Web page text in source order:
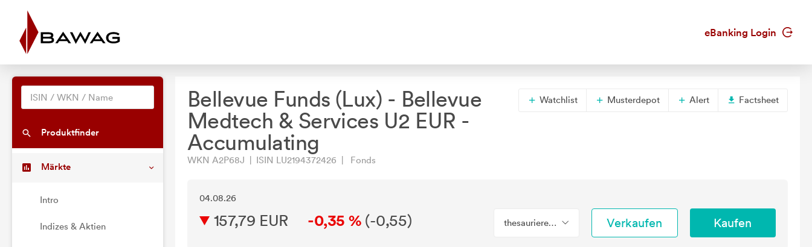
eBanking Login
Produktfinder
Märkte
Intro
Indizes & Aktien
Bellevue Funds (Lux) - Bellevue
Medtech & Services U2 EUR -
Accumulating
WKN A2P68J | ISIN LU2194372426 | Fonds
Watchlist Musterdepot Alert Factsheet
04.08.26
157,79 EUR -0,35 % (-0,55) thesaurierend Verkaufen Kaufen